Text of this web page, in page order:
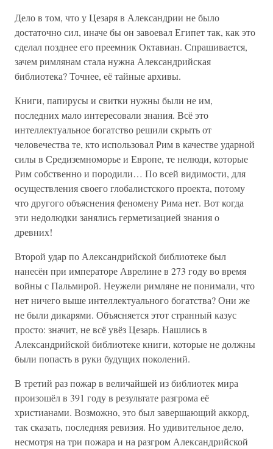
Дело в том, что у Цезаря в Александрии не было
достаточно сил, иначе бы он завоевал Египет так, как это
сделал позднее его преемник Октавиан. Спрашивается,
зачем римлянам стала нужна Александрийская
библиотека? Точнее, её тайные архивы.
Книги, папирусы и свитки нужны были не им,
последних мало интересовали знания. Всё это
интеллектуальное богатство решили скрыть от
человечества те, кто использовал Рим в качестве ударной
силы в Средиземноморье и Европе, те нелюди, которые
Рим собственно и породили… По всей видимости, для
осуществления своего глобалистского проекта, потому
что другого объяснения феномену Рима нет. Вот когда
эти недолюдки занялись герметизацией знания о
древних!
Второй удар по Александрийской библиотеке был
нанесён при императоре Аврелине в 273 году во время
войны с Пальмирой. Неужели римляне не понимали, что
нет ничего выше интеллектуального богатства? Они же
не были дикарями. Объясняется этот странный казус
просто: значит, не всё увёз Цезарь. Нашлись в
Александрийской библиотеке книги, которые не должны
были попасть в руки будущих поколений.
В третий раз пожар в величайшей из библиотек мира
произошёл в 391 году в результате разгрома её
христианами. Возможно, это был завершающий аккорд,
так сказать, последняя ревизия. Но удивительное дело,
несмотря на три пожара и на разгром Александрийской